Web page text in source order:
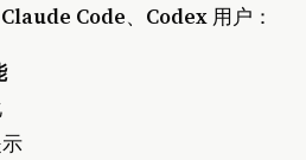
Claude Code、 Codex 用户：